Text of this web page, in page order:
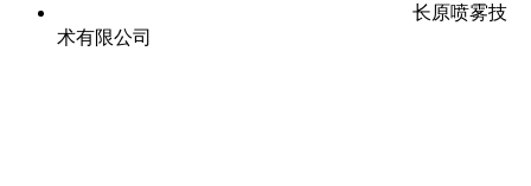
长原喷雾技
术有限公司